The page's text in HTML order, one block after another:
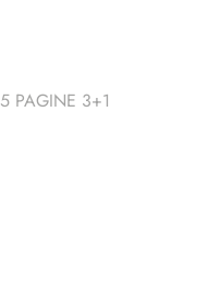
PAGINE 3+1